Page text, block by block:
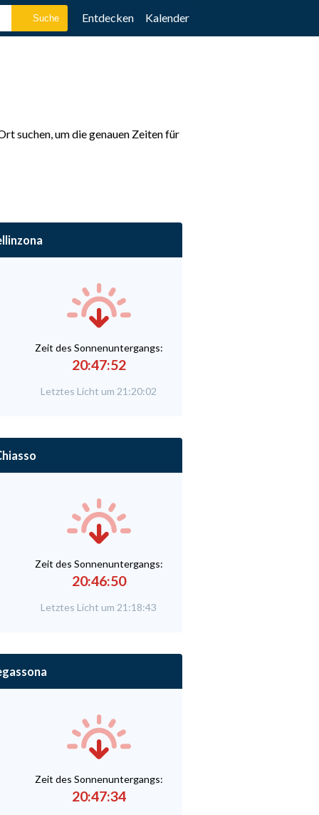
Entdecken Kalender
suchen, um die genauen Zeiten für
Zeit des Sonnenuntergangs:
20:47:52
Letztes Licht um 21:20:02
Zeit des Sonnenuntergangs:
20:46:50
Letztes Licht um 21:18:43
Zeit des Sonnenuntergangs:
20:47:34